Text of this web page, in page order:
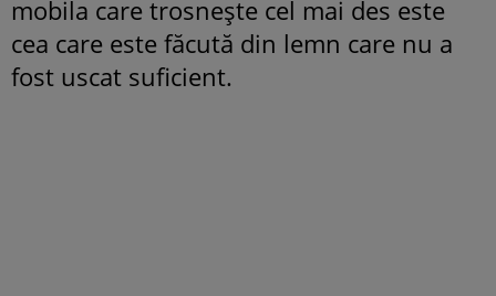
mobila care trosnește cel mai des este
cea care este făcută din lemn care nu a
fost uscat suficient.